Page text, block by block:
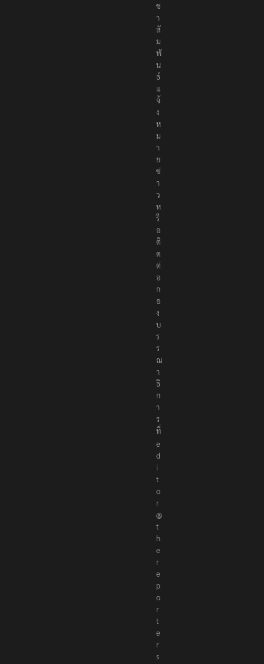
ช
า
สั
ม
พั
น
ธ์
แ
จ้
ง
ห
ม
า
ย
ข่
า
ว
ห
รื
อ
ติ
ด
ต่
อ
ก
อ
ง
บ
ร
ร
ณ
า
ธิ
ก
า
ร
ที่
e
d
i
t
o
r
@
t
h
e
r
e
p
o
r
t
e
r
s